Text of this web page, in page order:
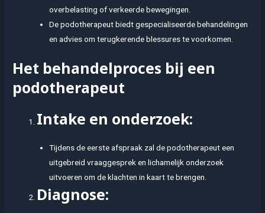
overbelasting of verkeerde bewegingen.
De podotherapeut biedt gespecialiseerde behandelingen
en advies om terugkerende blessures te voorkomen.
Het behandelproces bij een
podotherapeut
Intake en onderzoek:
Tijdens de eerste afspraak zal de podotherapeut een
uitgebreid vraaggesprek en lichamelijk onderzoek
uitvoeren om de klachten in kaart te brengen.
Diagnose: